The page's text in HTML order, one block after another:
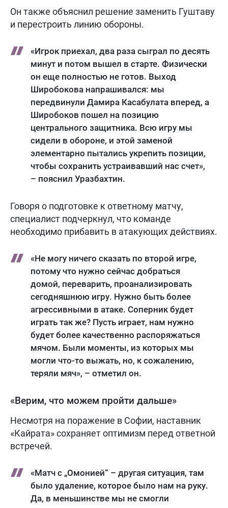
Он также объяснил решение заменить Гуштаву
и перестроить линию обороны.
«Игрок приехал, два раза сыграл по десять
минут и потом вышел в старте. Физически
он еще полностью не готов. Выход
Широбокова напрашивался: мы
передвинули Дамира Касабулата вперед, а
Широбоков пошел на позицию
центрального защитника. Всю игру мы
сидели в обороне, и этой заменой
элементарно пытались укрепить позиции,
чтобы сохранить устраивавший нас счет»,
– пояснил Уразбахтин.
Говоря о подготовке к ответному матчу,
специалист подчеркнул, что команде
необходимо прибавить в атакующих действиях.
«Не могу ничего сказать по второй игре,
потому что нужно сейчас добраться
домой, переварить, проанализировать
сегодняшнюю игру. Нужно быть более
агрессивными в атаке. Соперник будет
играть так же? Пусть играет, нам нужно
будет более качественно распоряжаться
мячом. Были моменты, из которых мы
могли что-то выжать, но, к сожалению,
теряли мяч», – отметил он.
«Верим, что можем пройти дальше»
Несмотря на поражение в Софии, наставник
«Кайрата» сохраняет оптимизм перед ответной
встречей.
«Матч с „Омонией“ – другая ситуация, там
было удаление, которое было нам на руку.
Да, в меньшинстве мы не смогли